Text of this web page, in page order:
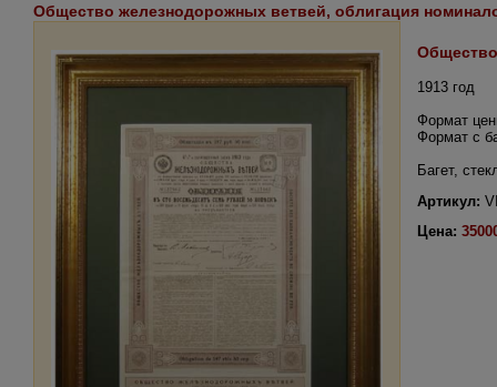
Общество железнодорожных ветвей, облигация
1913 год
Формат
Формат с
Багет,
Артикул:
Цена: